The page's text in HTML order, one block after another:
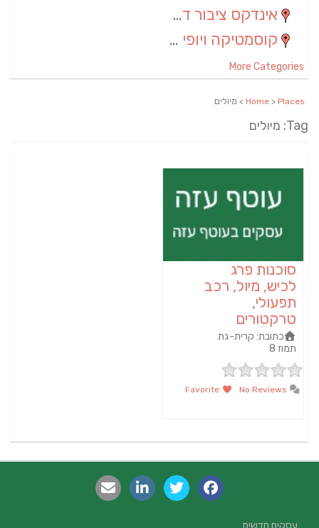
אינדקס ציבור דתי
קוסמטיקה ויופי (4)
More Categories
Home > Places > מיולים
Tag: מיולים
סוכנות פרג
לכיש, מיול, רכב
תפעולי,
טרקטורים
כתובת: קרית-גת
תמוז 8‏